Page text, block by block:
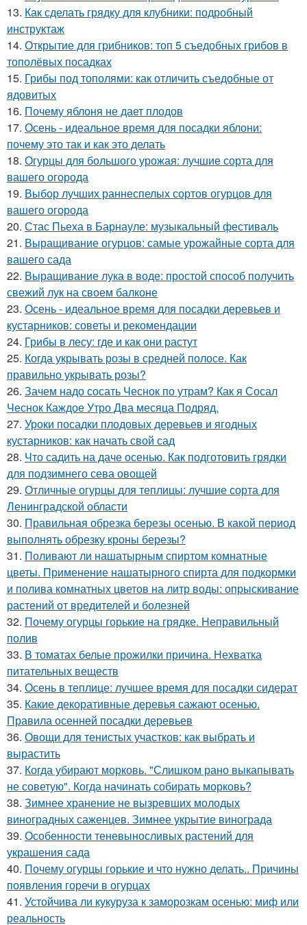
13. Как сделать грядку для клубники: подробный
инструктаж
14. Открытие для грибников: топ 5 съедобных грибов в
тополёвых посадках
15. Грибы под тополями: как отличить съедобные от
ядовитых
16. Почему яблоня не дает плодов
17. Осень - идеальное время для посадки яблони:
почему это так и как это делать
18. Огурцы для большого урожая: лучшие сорта для
вашего огорода
19. Выбор лучших раннеспелых сортов огурцов для
вашего огорода
20. Стас Пьеха в Барнауле: музыкальный фестиваль
21. Выращивание огурцов: самые урожайные сорта для
вашего сада
22. Выращивание лука в воде: простой способ получить
свежий лук на своем балконе
23. Осень - идеальное время для посадки деревьев и
кустарников: советы и рекомендации
24. Грибы в лесу: где и как они растут
25. Когда укрывать розы в средней полосе. Как
правильно укрывать розы?
26. Зачем надо сосать Чеснок по утрам? Как я Сосал
Чеснок Каждое Утро Два месяца Подряд.
27. Уроки посадки плодовых деревьев и ягодных
кустарников: как начать свой сад
28. Что садить на даче осенью. Как подготовить грядки
для подзимнего сева овощей
29. Отличные огурцы для теплицы: лучшие сорта для
Ленинградской области
30. Правильная обрезка березы осенью. В какой период
выполнять обрезку кроны березы?
31. Поливают ли нашатырным спиртом комнатные
цветы. Применение нашатырного спирта для подкормки
и полива комнатных цветов на литр воды: опрыскивание
растений от вредителей и болезней
32. Почему огурцы горькие на грядке. Неправильный
полив
33. В томатах белые прожилки причина. Нехватка
питательных веществ
34. Осень в теплице: лучшее время для посадки сидерат
35. Какие декоративные деревья сажают осенью.
Правила осенней посадки деревьев
36. Овощи для тенистых участков: как выбрать и
вырастить
37. Когда убирают морковь. "Слишком рано выкапывать
не советую". Когда начинать собирать морковь?
38. Зимнее хранение не вызревших молодых
виноградных саженцев. Зимнее укрытие винограда
39. Особенности теневыносливых растений для
украшения сада
40. Почему огурцы горькие и что нужно делать.. Причины
появления горечи в огурцах
41. Устойчива ли кукуруза к заморозкам осенью: миф или
реальность